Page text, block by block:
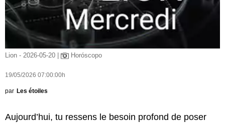
Lion - 2026-05-20 | Horóscopo
19/05/2026 07:00:00h
par Les étoiles
Aujourd’hui, tu ressens le besoin profond de poser